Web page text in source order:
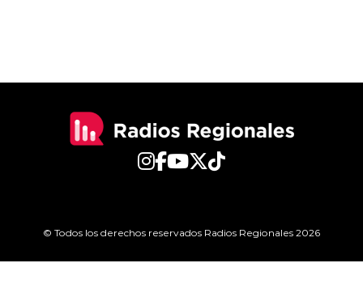
© Todos los derechos reservados Radios Regionales 2026